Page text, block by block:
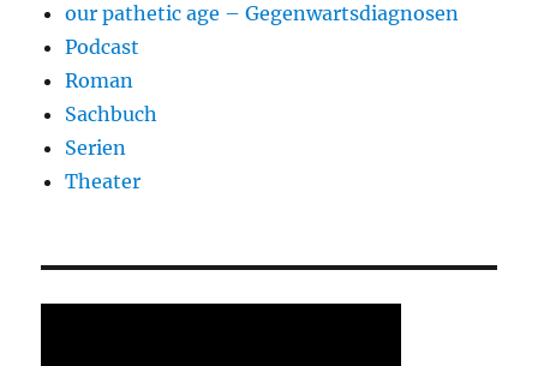
our pathetic age – Gegenwartsdiagnosen
Podcast
Roman
Sachbuch
Serien
Theater